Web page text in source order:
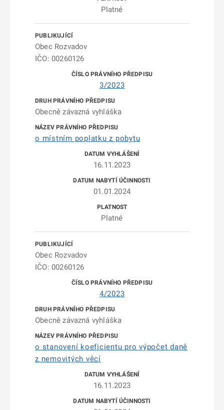
Platné
Obec Rozvadov
IČO: 00260126
3/2023
Obecně závazná vyhláška
o místním poplatku z pobytu
16.11.2023
01.01.2024
Platné
Obec Rozvadov
IČO: 00260126
4/2023
Obecně závazná vyhláška
o stanovení koeficientu pro výpočet daně
z nemovitých věcí
16.11.2023